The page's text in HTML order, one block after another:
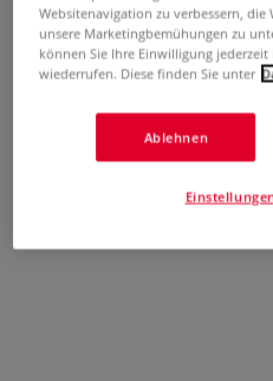
Colorful World
Auszeit in Wien
0
Madalinas Ausmalmotive
Weltmetropole ein und laden
Websitenavigation zu verbessern,
unsere Marketingbemühungen zu
können Sie Ihre Einwilligung
wiederrufen. Diese finden Sie unter
Ablehnen